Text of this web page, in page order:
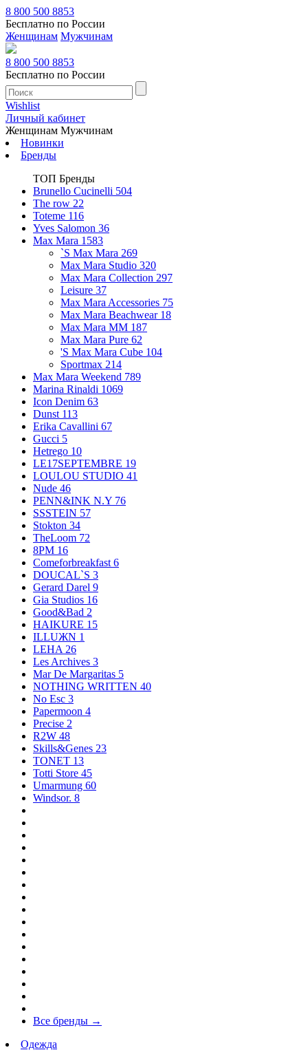
8 800 500 8853
Бесплатно по России
Женщинам Мужчинам
8 800 500 8853
Бесплатно по России
Wishlist
Личный кабинет
Женщинам Мужчинам
Новинки
Бренды
ТОП Бренды
Brunello Cucinelli 504
The row 22
Toteme 116
Yves Salomon 36
Max Mara 1583
`S Max Mara 269
Max Mara Studio 320
Max Mara Collection 297
Leisure 37
Max Mara Accessories 75
Max Mara Beachwear 18
Max Mara MM 187
Max Mara Pure 62
'S Max Mara Cube 104
Sportmax 214
Max Mara Weekend 789
Marina Rinaldi 1069
Icon Denim 63
Dunst 113
Erika Cavallini 67
Gucci 5
Hetrego 10
LE17SEPTEMBRE 19
LOULOU STUDIO 41
Nude 46
PENN&INK N.Y 76
SSSTEIN 57
Stokton 34
TheLoom 72
8PM 16
Comeforbreakfast 6
DOUCAL`S 3
Gerard Darel 9
Gia Studios 16
Good&Bad 2
HAIKURE 15
ILLUЖN 1
LEHA 26
Les Archives 3
Mar De Margaritas 5
NOTHING WRITTEN 40
No Esc 3
Papermoon 4
Precise 2
R2W 48
Skills&Genes 23
TONET 13
Totti Store 45
Umarmung 60
Windsor. 8
Все бренды →
Одежда